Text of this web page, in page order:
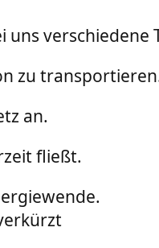
verschiedene
zu
an.
fließt.